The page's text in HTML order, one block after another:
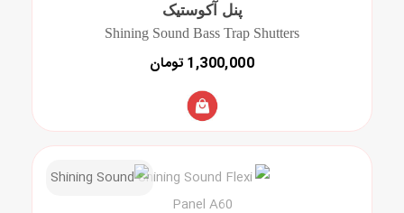
پنل آکوستیک
Shining Sound Bass Trap Shutters
1,300,000 تومان